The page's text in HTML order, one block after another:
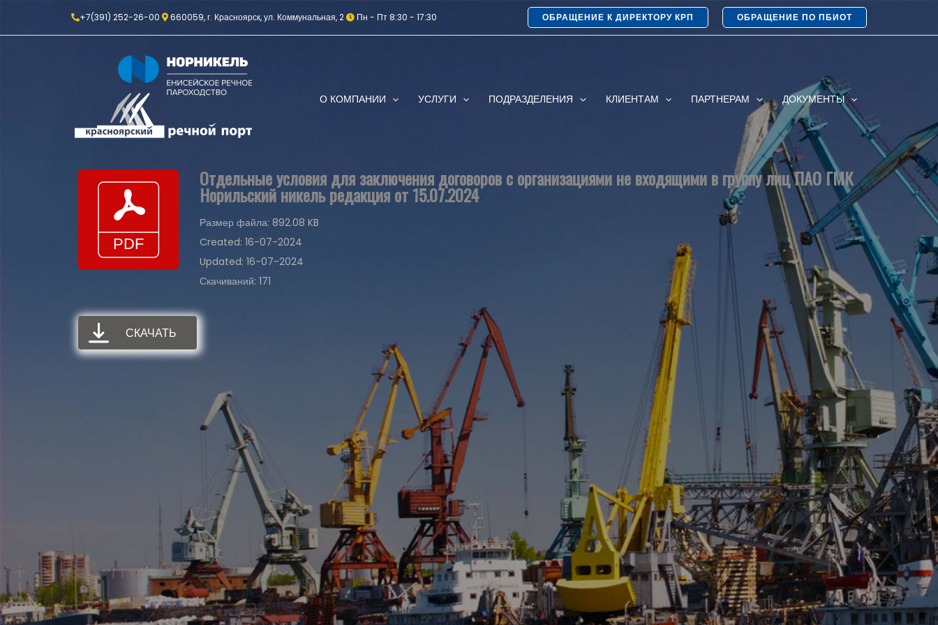
+7(391) 252-26-00 660059, г. Красноярск, ул. Коммунальная, 2 Пн - Пт 8:30 - 17:30 ОБРАЩЕНИЕ К ДИРЕКТОРУ КРП ОБРАЩЕНИЕ ПО ПБИОТ
О КОМПАНИИ УСЛУГИ ПОДРАЗДЕЛЕНИЯ КЛИЕНТАМ ПАРТНЕРАМ ДОКУМЕНТЫ
Отдельные условия для заключения договоров с организациями не входящими в группу лиц ПАО ГМК
Норильский никель редакция от 15.07.2024
Размер файла: 892.08 KB
Created: 16-07-2024
Updated: 16-07-2024
Скачиваний: 171
СКАЧАТЬ